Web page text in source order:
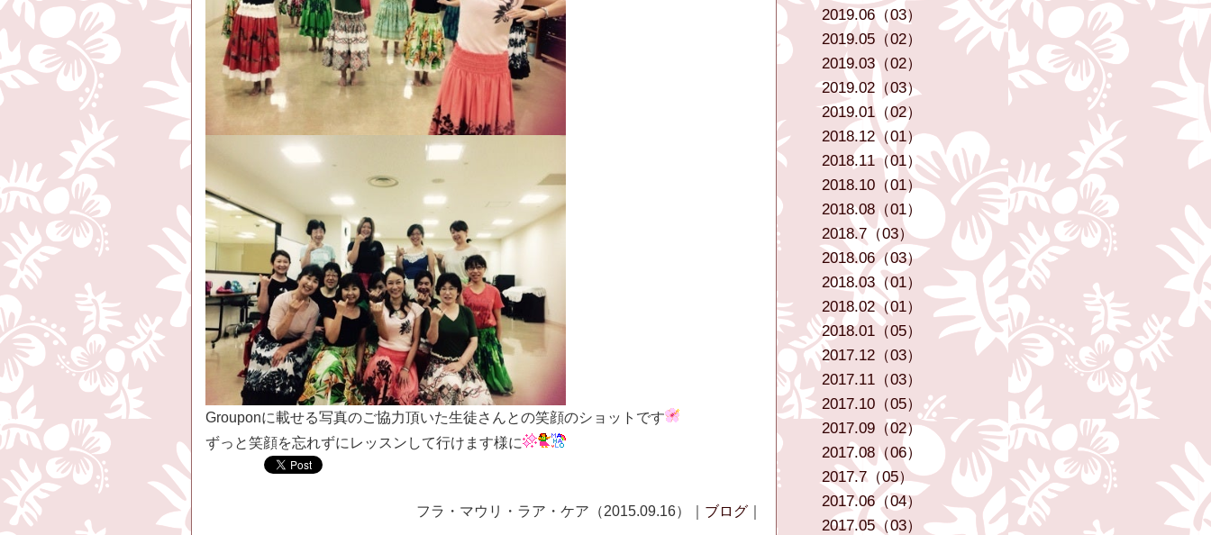
Grouponに載せる写真のご協力頂いた生徒さんとの笑顔のショットです
ずっと笑顔を忘れずにレッスンして行けます様に
フラ・マウリ・ラア・ケア（2015.09.16）｜ ブログ
2019.06（03）
2019.05（02）
2019.03（02）
2019.02（03）
2019.01（02）
2018.12（01）
2018.11（01）
2018.10（01）
2018.08（01）
2018.7（03）
2018.06（03）
2018.03（01）
2018.02（01）
2018.01（05）
2017.12（03）
2017.11（03）
2017.10（05）
2017.09（02）
2017.08（06）
2017.7（05）
2017.06（04）
2017.05（03）